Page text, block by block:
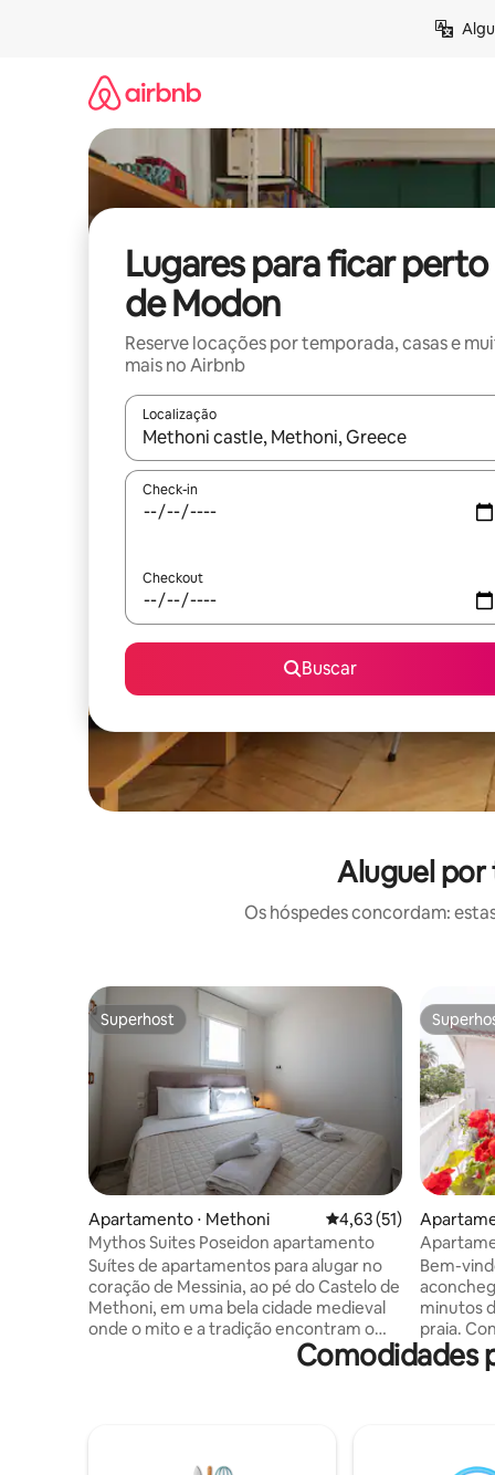
Lugares para ficar perto
de Modon
Reserve locações por temporada, casas e
mais no Airbnb
Localização
Quando os resultados estiverem disponíveis,
Check-in
Checkout
Buscar
Aluguel por
Os hóspedes concordam:
Superhost
Superhost
Apartamento ⋅ Methoni 4,63 de uma
4,63 (51)
Mythos Suites Poseidon apartamento
Suítes de apartamentos para alugar no
coração de Messinia, ao pé do Castelo de
Methoni, em uma bela cidade medieval
onde o mito e a tradição encontram o
Poseidon fica no piso superior; suíte de 2
Bem-
minutos
praia.
em 2025,
charme
Comodidades